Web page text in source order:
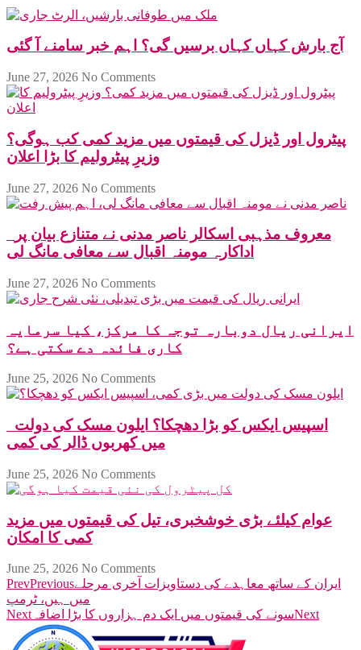
آج بارش کہاں کہاں برسیں گی؟ اہم خبر سامنے آ گئی
June 27, 2026 No Comments
پیٹرول اور ڈیزل کی قیمتوں میں مزید کمی کب ہوگی؟
وزیرِ پیٹرولیم کا بڑا اعلان
June 27, 2026 No Comments
اداکارہ مومنہ اقبال سے معافی مانگ لی
June 27, 2026 No Comments
ایرانی ریال دوبارہ توجہ کا مرکز، کیا سرمایہ
کاری فائدہ دے سکتی ہے؟
June 25, 2026 No Comments
میں کھربوں ڈالر کی کمی
June 25, 2026 No Comments
عوام کیلئے بڑی خوشخبری، تیل کی قیمتوں میں مزید
کمی کا امکان
June 25, 2026 No Comments
PrevPreviousایران کے ساتھ معاہدے کی دستاویزات آخری مرحلے
میں ہیں، ٹرمپ
Next سونے کی قیمتوں میں ایک دم ہزاروں کا بڑا اضافہNext